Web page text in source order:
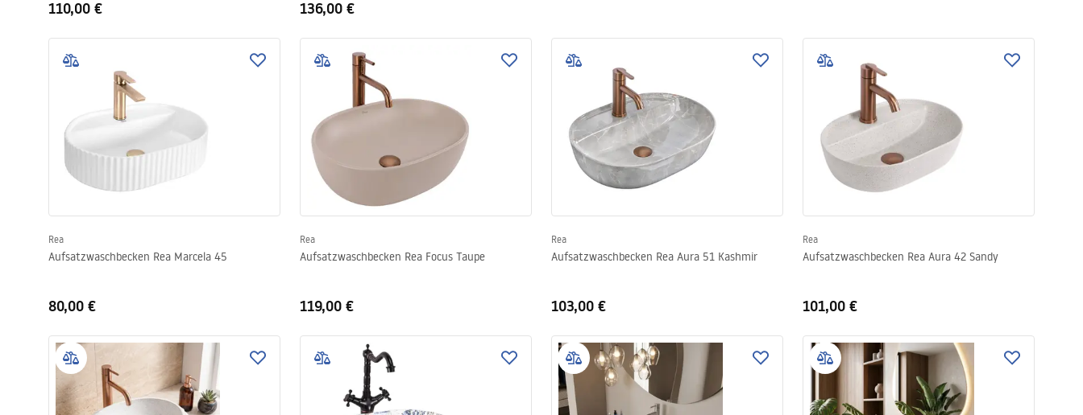
110,00 € 136,00 €
Rea
Aufsatzwaschbecken Rea Marcela 45
80,00 €
Rea
Aufsatzwaschbecken Rea Focus Taupe
119,00 €
Rea
Aufsatzwaschbecken Rea Aura 51 Kashmir
103,00 €
Rea
Aufsatzwaschbecken Rea Aura 42 Sandy
101,00 €